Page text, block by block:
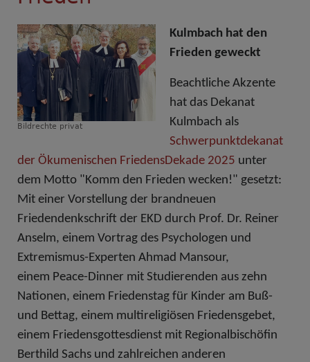
Bildrechte privat
Kulmbach hat den
Frieden geweckt
Beachtliche Akzente
hat das Dekanat
Kulmbach als
Schwerpunktdekanat
der Ökumenischen FriedensDekade 2025 unter
dem Motto "Komm den Frieden wecken!" gesetzt:
Mit einer Vorstellung der brandneuen
Friedendenkschrift der EKD durch Prof. Dr. Reiner
Anselm, einem Vortrag des Psychologen und
Extremismus-Experten Ahmad Mansour,
einem Peace-Dinner mit Studierenden aus zehn
Nationen, einem Friedenstag für Kinder am Buß-
und Bettag, einem multireligiösen Friedensgebet,
einem Friedensgottesdienst mit Regionalbischöfin
Berthild Sachs und zahlreichen anderen